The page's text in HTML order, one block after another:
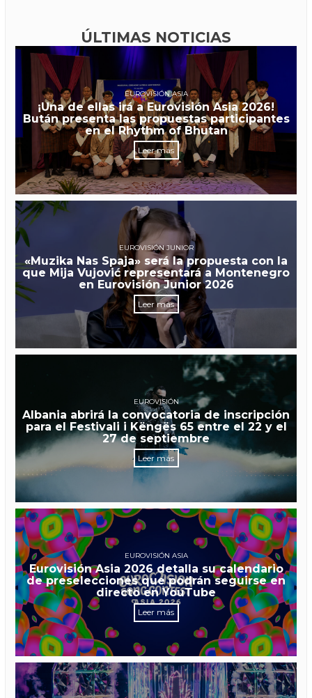
ÚLTIMAS NOTICIAS
EUROVISIÓN ASIA
¡Una de ellas irá a Eurovisión Asia 2026!
Bután presenta las propuestas participantes
en el Rhythm of Bhutan
Leer más
EUROVISIÓN JUNIOR
«Muzika Nas Spaja» será la propuesta con la
que Mija Vujović representará a Montenegro
en Eurovisión Junior 2026
Leer más
EUROVISIÓN
Albania abrirá la convocatoria de inscripción
para el Festivali i Këngës 65 entre el 22 y el
27 de septiembre
Leer más
EUROVISIÓN ASIA
Eurovisión Asia 2026 detalla su calendario
de preselecciones que podrán seguirse en
directo en YouTube
Leer más